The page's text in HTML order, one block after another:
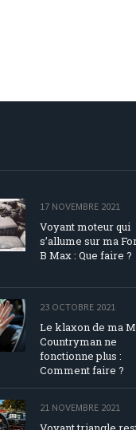
17 NOVEMBRE 2021
Voyant moteur qui
s’allume sur ma
B Max : Que faire ?
23 OCTOBRE 2021
Le klaxon de ma
Countryman ne
fonctionne plus :
Comment faire ?
21 NOVEMBRE 2021